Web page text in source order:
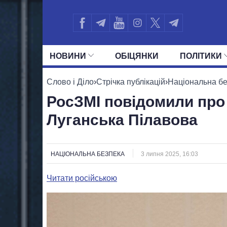
НОВИНИ ОБIЦЯНКИ ПОЛIТИКИ
УСІ ПОЛІТИКИ ПРЕЗИДЕНТ І
Слово і Діло›Стрічка публікацій›Національна
РосЗМІ повідомили
Луганська Пілавова
НАЦІОНАЛЬНА БЕЗПЕКА 3 липня 2025, 16:03
Читати російською